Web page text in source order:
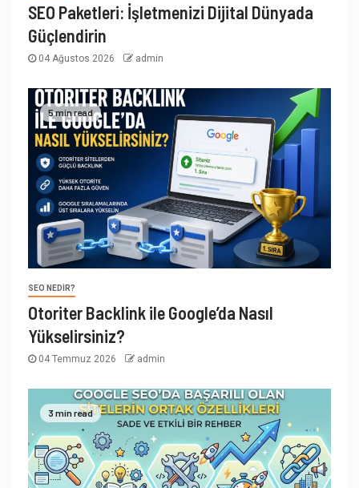
SEO Paketleri: İşletmenizi Dijital Dünyada
Güçlendirin
04 Ağustos 2026 admin
5 min read
SEO NEDIR?
Otoriter Backlink ile Google’da Nasıl
Yükselirsiniz?
04 Temmuz 2026 admin
3 min read